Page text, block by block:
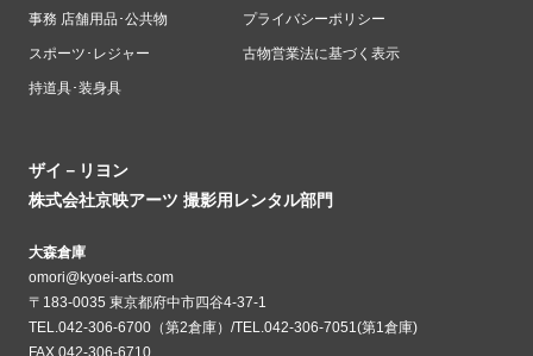
事務 店舗用品･公共物
スポーツ･レジャー
持道具･装身具
プライバシーポリシー
古物営業法に基づく表示
ザイ－リヨン
株式会社京映アーツ 撮影用レンタル部門
大森倉庫
omori@kyoei-arts.com
〒183-0035 東京都府中市四谷4-37-1
TEL.042-306-6700（第2倉庫）/TEL.042-306-7051(第1倉庫)
FAX.042-306-6710